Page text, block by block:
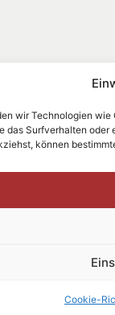
wir Technologien
Surfverhalten
können
Cookie-